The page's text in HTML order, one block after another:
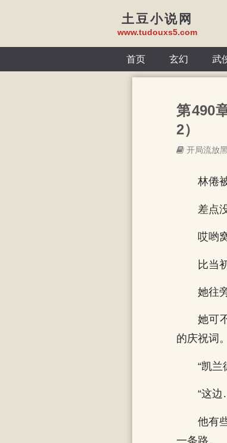
土豆小说网
www.tudouxs5.com
首页 玄幻 武
第490
2）
开局流放
林倦
差点
哎哟
比当
她往
她可
的庆祝词。
“凯兰
“这
他有
一条路。